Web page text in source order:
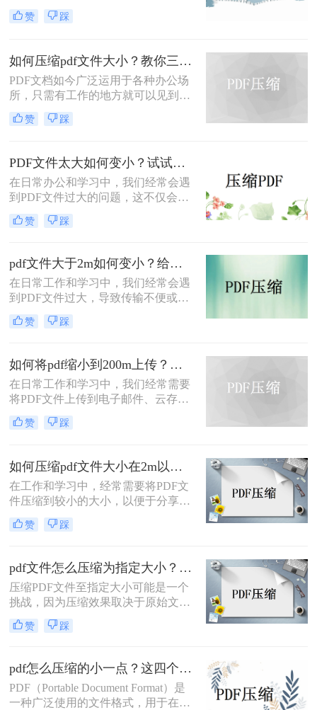
发送给他人的情况。然而，有时PDF
文件的大小可能超过平台或邮箱的限
降低pdf的大小呢？本文将介绍二种将
PDF文件缩小的方法，帮助您轻松解
决PDF文件过大的问题。
赞 踩
如何压缩pdf文件大小？教你三种快速压缩的方法！
PDF文档如今广泛运用于各种办公场
所，只需有工作的地方就可以见到
PDF文档，文件都是有大小之分，
PDF文档也是如此，遇到过大的文档
大的PDF文档呢~今天就来教大家如
何压缩pdf文件大小的方法，看看要怎
么pdf压缩达到我们想要的大小。
赞 踩
PDF文件太大如何变小？试试这三种PDF压缩方法！
在日常办公和学习中，我们经常会遇
到PDF文件过大的问题，这不仅会占
用大量存储空间，还会影响文件的传
输速度和加载时间。那么pdf文件太大
文将介绍三种常用的PDF压缩方法。
赞 踩
pdf文件大于2m如何变小？给大家分享三种简单的压缩方法！
在日常工作和学习中，我们经常会遇
到PDF文件过大，导致传输不便或存
储空间不足的问题。减小PDF文件的
大小不仅可以节省存储空间，还能加
于2m如何变小呢？本文将介绍三种常
用的减小PDF文件大小的方法，帮助
您根据不同的需求选择最合适的方
式。
赞 踩
如何将pdf缩小到200m上传？试试这三个压缩方法！
在日常工作和学习中，我们经常需要
将PDF文件上传到电子邮件、云存储
或其他在线平台。然而，文件过大可
能导致上传失败或耗时过长。那么如
介绍三种常用的将PDF文件缩小到
200MB的方法，帮助您轻松解决这一
问题。
赞 踩
如何压缩pdf文件大小在2m以内？教你三种压缩文件的方法！
在工作和学习中，经常需要将PDF文
件压缩到较小的大小，以便于分享和
传输。特别是当文件需要通过电子邮
件发送或上传到某些平台时，文件大
PDF文件大小在2M以内呢？本文将介
绍三种常见的PDF文件压缩方法，帮
助您根据实际需求选择最合适的方
式。
赞 踩
pdf文件怎么压缩为指定大小？4种方法教你轻松搞定！
压缩PDF文件至指定大小可能是一个
挑战，因为压缩效果取决于原始文件
的内容、图像质量、嵌入的字体等多
个因素。然而，通过一系列的策略和
接近目标大小。那么pdf文件怎么压缩
为指定大小呢？以下是一些建议和方
法来实现这一目标。
赞 踩
pdf怎么压缩的小一点？这四个方法帮你轻松解决！
PDF（Portable Document Format）是
一种广泛使用的文件格式，用于在各